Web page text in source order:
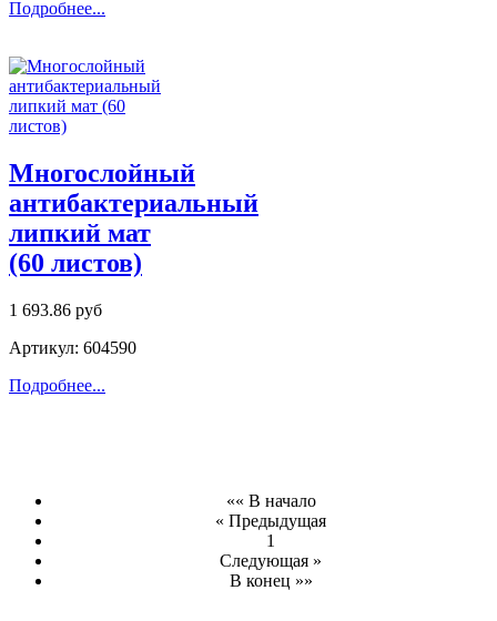
Подробнее...
Многослойный
антибактериальный
липкий мат
(60 листов)
1 693.86 руб
Артикул: 604590
Подробнее...
«« В начало
« Предыдущая
1
Следующая »
В конец »»